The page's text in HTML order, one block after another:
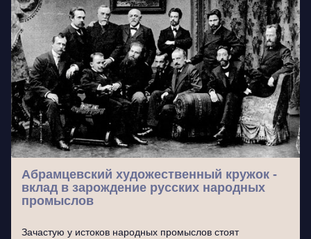
Абрамцевский художественный кружок -
вклад в зарождение русских народных
промыслов
Зачастую у истоков народных промыслов стоят